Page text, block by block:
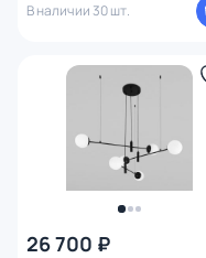
В наличии 30 шт.
26 700 ₽